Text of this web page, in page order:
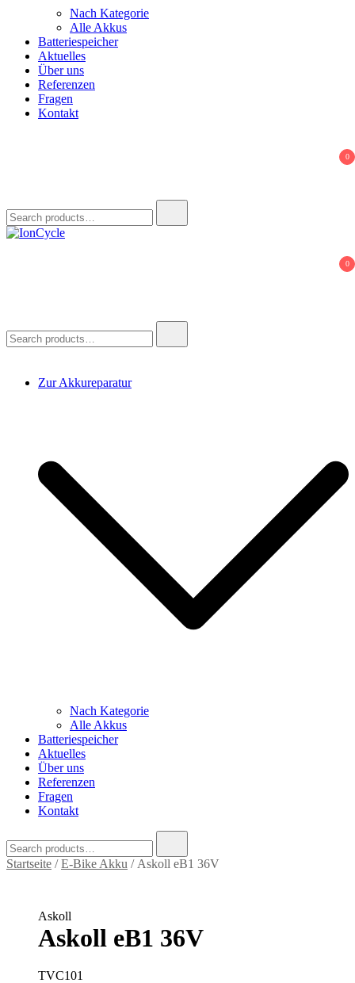
Nach Kategorie
Alle Akkus
Batteriespeicher
Aktuelles
Über uns
Referenzen
Fragen
Kontakt
0
for:
0
for:
Zur Akkureparatur
Nach Kategorie
Alle Akkus
Batteriespeicher
Aktuelles
Über uns
Referenzen
Fragen
Kontakt
for:
Startseite /E-Bike Akku / Askoll eB1 36V
Askoll
Askoll eB1 36V
TVC101